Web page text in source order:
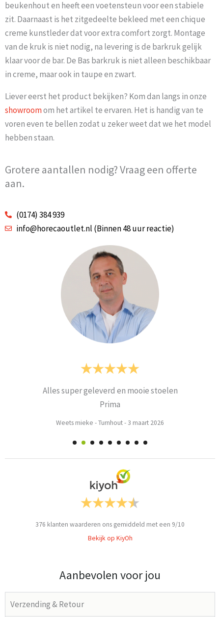
beukenhout en heeft een voetensteun voor een stabiele
zit. Daarnaast is het zitgedeelte bekleed met een chique
creme kunstleder dat voor extra comfort zorgt. Montage
van de kruk is niet nodig, na levering is de barkruk gelijk
klaar voor de bar. De Bas barkruk is niet alleen beschikbaar
in creme, maar ook in taupe en zwart.
Liever eerst het product bekijken? Kom dan langs in onze
showroomom het artikel te ervaren. Het is handig van te
voren even te bellen zodat u zeker weet dat we het model
hebben staan.
Grotere aantallen nodig? Vraag een offerte
aan.
(0174) 384 939
info@horecaoutlet.nl (Binnen 48 uur reactie)
Alles super geleverd en mooie stoelen
Prima
Weets mieke -Turnhout- 3 maart 2026
376 klanten waarderen ons gemiddeld met een 9/10
Bekijk op KiyOh
Aanbevolen voor jou
Verzending & Retour